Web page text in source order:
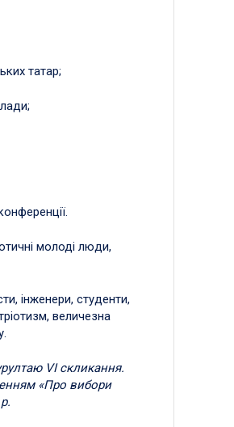
татар;
молоді люди,
інженери, студенти,
величезна
VI скликання.
«Про вибори